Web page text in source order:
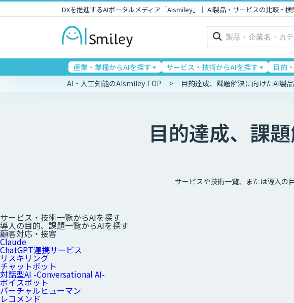
DXを推進するAIポータルメディア「AIsmiley」｜ AI製品・サービスの比較・検
検
索:
産業・業種からAIを探す サービス・技術からAIを探す 目的
AI・人工知能のAIsmiley TOP 目的達成、課題解決に向けたAI製
目的達成、課
サービスや技術一覧、または導入の
サービス・技術一覧からAIを探す
導入の目的、課題一覧からAIを探す
顧客対応・接客
Claude
ChatGPT連携サービス
リスキリング
チャットボット
対話型AI -Conversational AI-
ボイスボット
バーチャルヒューマン
レコメンド